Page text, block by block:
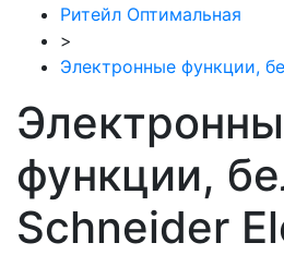
Ритейл Оптимальная
>
Электронные функции,
функции,
Schneider